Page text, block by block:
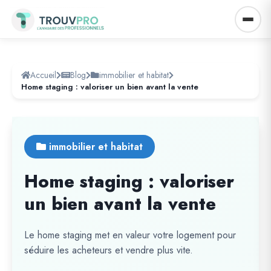
Accueil Blog immobilier et habitat
Home staging : valoriser un bien avant la vente
immobilier et habitat
Home staging : valoriser
un bien avant la vente
Le home staging met en valeur votre logement pour
séduire les acheteurs et vendre plus vite.